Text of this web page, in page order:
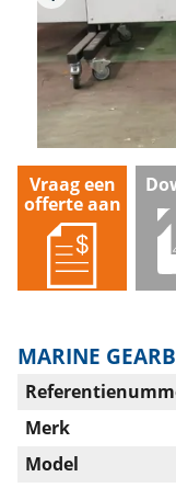
Vraag een
offerte aan
MARINE
Merk
Model